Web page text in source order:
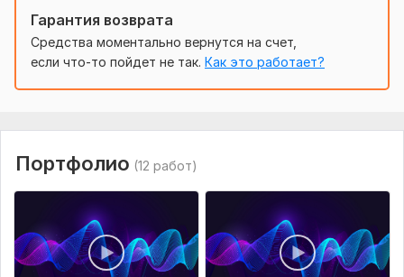
· Коммерческий джингл
· Ручной тюн (коррекция) вашего вокала
—————————————————————————————
———
· Бас гитара
· Живые и электронные барабаны в отличном качестве
· Качественные vst инструменты любого плана (в том
Гарантия возврата
Средства моментально вернутся на счет,
если что-то пойдет не так. Как это работает?
Портфолио (12 работ)